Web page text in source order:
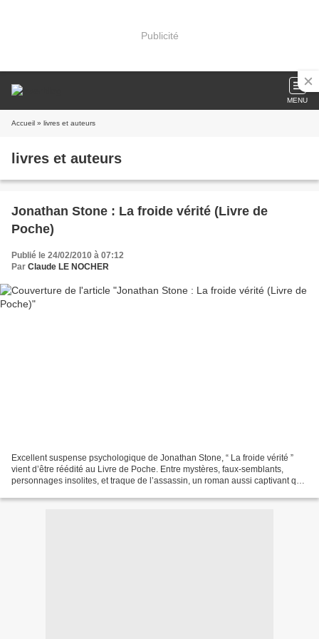
Publicité
MENU
Accueil » livres et auteurs
livres et auteurs
Jonathan Stone : La froide vérité (Livre de
Poche)
Publié le 24/02/2010 à 07:12
Par Claude LE NOCHER
Excellent suspense psychologique de Jonathan Stone, “ La froide vérité ”
vient d’être réédité au Livre de Poche. Entre mystères, faux-semblants,
personnages insolites, et traque de l’assassin, un roman aussi captivant que